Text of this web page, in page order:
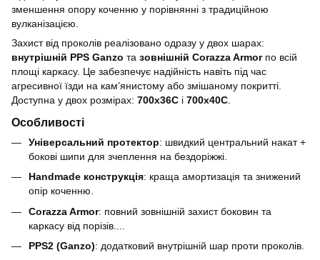
зменшення опору коченню у порівнянні з традиційною
вулканізацією.
Захист від проколів реалізовано одразу у двох шарах:
внутрішній PPS Ganzo та зовнішній Corazza Armorпо всій
площі каркасу. Це забезпечує надійність навіть під час
агресивної їзди на кам’янистому або змішаному покритті.
Доступна у двох розмірах: 700x36C і 700x40C
Особливості
Універсальний протектор: швидкий центральний накат +
бокові шипи для зчеплення на бездоріжжі.
Handmade конструкція: краща амортизація та знижений
опір коченню.
Corazza Armor: повний зовнішній захист боковин та
каркасу від порізів....
PPS2 (Ganzo): додатковий внутрішній шар проти проколів.